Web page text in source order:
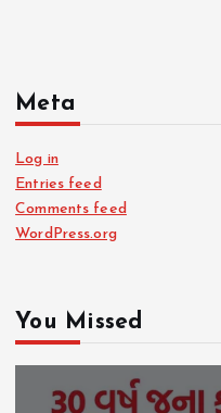
Meta
Log in
Entries feed
Comments feed
WordPress.org
You Missed